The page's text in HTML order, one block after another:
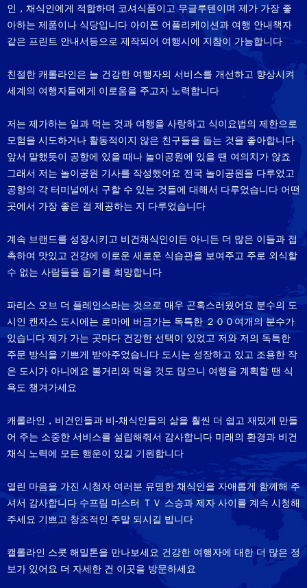
인，채식인에게 적합하며 코셔식품이고 무글루텐이며 제가 가장 좋
아하는 제품이나 식당입니다 아이폰 어플리케이션과 여행 안내책자
같은 프린트 안내서등으로 제작되어 여행시에 지참이 가능합니다
친절한 캐롤라인은 늘 건강한 여행자의 서비스를 개선하고 향상시켜
세계의 여행자들에게 이로움을 주고자 노력합니다
저는 제가하는 일과 먹는 것과 여행을 사랑하고 식이요법의 제한으로
모험을 시도하거나 활동적이지 않은 친구들을 돕는 것을 좋아합니다
앞서 말했듯이 공항에 있을 때나 놀이공원에 있을 땐 여의치가 않죠
그래서 저는 놀이공원 기사를 작성했어요 전국 놀이공원을 다루었고
공항의 각 터미널에서 구할 수 있는 것들에 대해서 다루었습니다 어떤
곳에서 가장 좋은 걸 제공하는 지 다루었습니다
계속 브랜드를 성장시키고 비건채식인이든 아니든 더 많은 이들과 접
촉하여 맛있고 건강에 이로운 새로운 식습관을 보여주고 주로 외식할
수 없는 사람들을 돕기를 희망합니다
파리스 오브 더 플레인스라는 것으로 매우 곤혹스러웠어요 분수의 도
시인 캔자스 도시에는 로마에 버금가는 독특한 ２００여개의 분수가
있습니다 제가 가는 곳마다 건강한 선택이 있었고 저와 저의 독특한
주문 방식을 기쁘게 받아주었습니다 도시는 성장하고 있고 조용한 작
은 도시가 아니에요 볼거리와 먹을 것도 많으니 여행을 계획할 땐 식
욕도 챙겨가세요
캐롤라인，비건인들과 비-채식인들의 삶을 훨씬 더 쉽고 재밌게 만들
어 주는 소중한 서비스를 설립해줘서 감사합니다 미래의 환경과 비건
채식 노력에 모든 행운이 있길 기원합니다
열린 마음을 가진 시청자 여러분 유명한 채식인을 자애롭게 함께해 주
셔서 감사합니다 수프림 마스터 ＴＶ 스승과 제자 사이를 계속 시청해
주세요 기쁘고 창조적인 주말 되시길 빕니다
캘롤라인 스콧 해밀톤을 만나보세요 건강한 여행자에 대한 더 많은 정
보가 있어요 더 자세한 건 이곳을 방문하세요